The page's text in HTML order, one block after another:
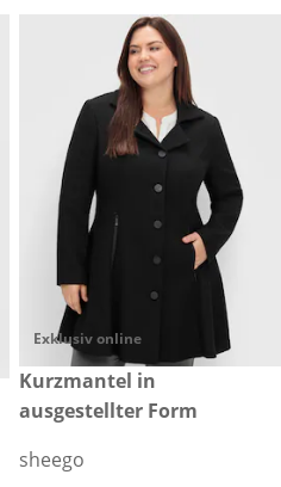
Exklusiv online
€ 189,00
Kurzmantel in
ausgestellter Form
sheego